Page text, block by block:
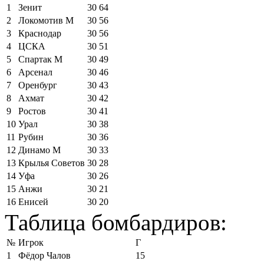
1
Зенит 30 64
2
Локомотив М 30 56
3
Краснодар 30 56
4
ЦСКА 30 51
5
Спартак М 30 49
6
Арсенал 30 46
7
Оренбург 30 43
8
Ахмат 30 42
9
Ростов 30 41
10 Урал 30 38
11 Рубин 30 36
12 Динамо М 30 33
13 Крылья Советов 30 28
14 Уфа 30 26
15 Анжи 30 21
16 Енисей 30 20
Таблица бомбардиров:
№ Игрок
Г
1
Фёдор Чалов
15